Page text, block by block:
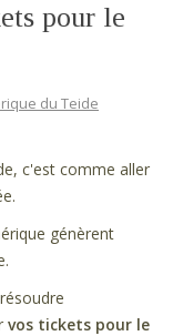
pour le
du Teide
c'est comme aller
génèrent
vos tickets pour le